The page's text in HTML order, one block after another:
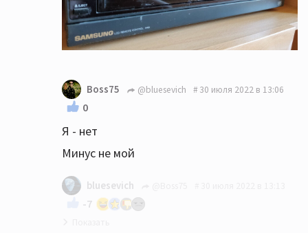
Boss75 @bluesevich 30 июля 2022 в 13:06
0
Я - нет
Минус не мой
bluesevich
-7